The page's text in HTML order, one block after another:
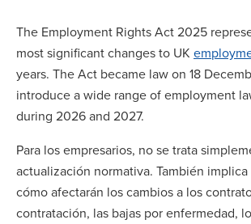
The Employment Rights Act 2025
most significant changes to UK
years. The Act became law on 18
introduce a wide range of employment
during 2026 and 2027.
Para los empresarios, no se trata
actualización normativa. También
cómo afectarán los cambios a los
contratación, las bajas por enfermedad,